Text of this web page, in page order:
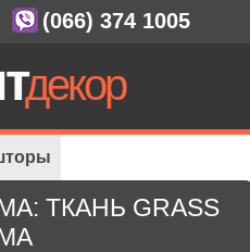
ТКАНЬ GRASS
система: Grass
(066) 374 1005
декор